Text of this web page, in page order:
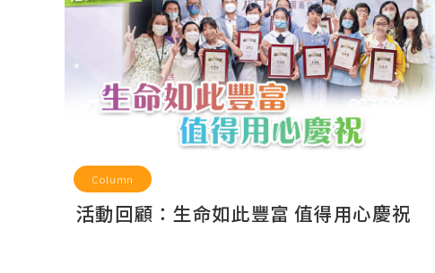
Column
活動回顧：生命如此豐富 值得用心慶祝